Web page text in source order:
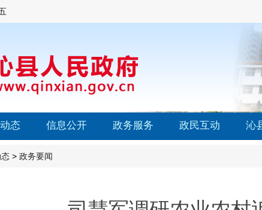
态 信息公开 政务服务 政民互动 沁
> 政务要闻